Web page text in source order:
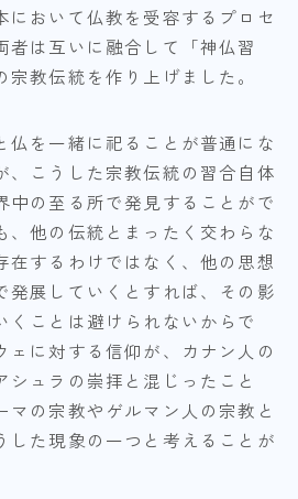
において仏教を受容するプロセ
者は互いに融合して「神仏習
教伝統を作り上げました。
仏を一緒に祀ることが普通にな
、こうした宗教伝統の習合自体
中の至る所で発見することがで
、他の伝統とまったく交わらな
在するわけではなく、他の思想
発展していくとすれば、その影
くことは避けられないからで
ェに対する信仰が、カナン人の
シュラの崇拝と混じったこと
マの宗教やゲルマン人の宗教と
した現象の一つと考えることが